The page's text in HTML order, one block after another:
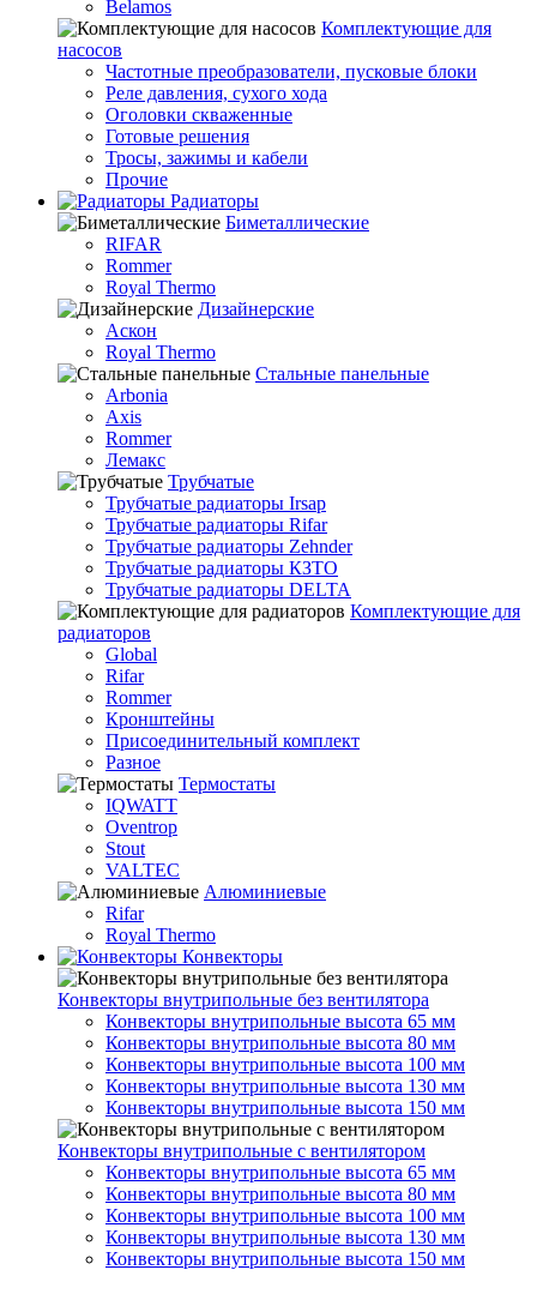
Belamos
Комплектующие для
насосов
Частотные преобразователи, пусковые блоки
Реле давления, сухого хода
Оголовки скваженные
Готовые решения
Тросы, зажимы и кабели
Прочие
Радиаторы
Биметаллические
RIFAR
Rommer
Royal Thermo
Дизайнерские
Аскон
Royal Thermo
Стальные панельные
Arbonia
Axis
Rommer
Лемакс
Трубчатые
Трубчатые радиаторы Irsap
Трубчатые радиаторы Rifar
Трубчатые радиаторы Zehnder
Трубчатые радиаторы КЗТО
Трубчатые радиаторы DELTA
Комплектующие для
радиаторов
Global
Rifar
Rommer
Кронштейны
Присоединительный комплект
Разное
Термостаты
IQWATT
Oventrop
Stout
VALTEC
Алюминиевые
Rifar
Royal Thermo
Конвекторы
Конвекторы внутрипольные без вентилятора
Конвекторы внутрипольные высота 65 мм
Конвекторы внутрипольные высота 80 мм
Конвекторы внутрипольные высота 100 мм
Конвекторы внутрипольные высота 130 мм
Конвекторы внутрипольные высота 150 мм
Конвекторы внутрипольные с вентилятором
Конвекторы внутрипольные высота 65 мм
Конвекторы внутрипольные высота 80 мм
Конвекторы внутрипольные высота 100 мм
Конвекторы внутрипольные высота 130 мм
Конвекторы внутрипольные высота 150 мм